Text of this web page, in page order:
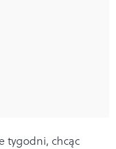
tygodni, chcąc